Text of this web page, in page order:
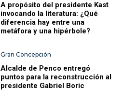
A propósito del presidente Kast
invocando la literatura: ¿Qué
diferencia hay entre una
metáfora y una hipérbole?
Gran Concepción
Alcalde de Penco entregó
puntos para la reconstrucción al
presidente Gabriel Boric